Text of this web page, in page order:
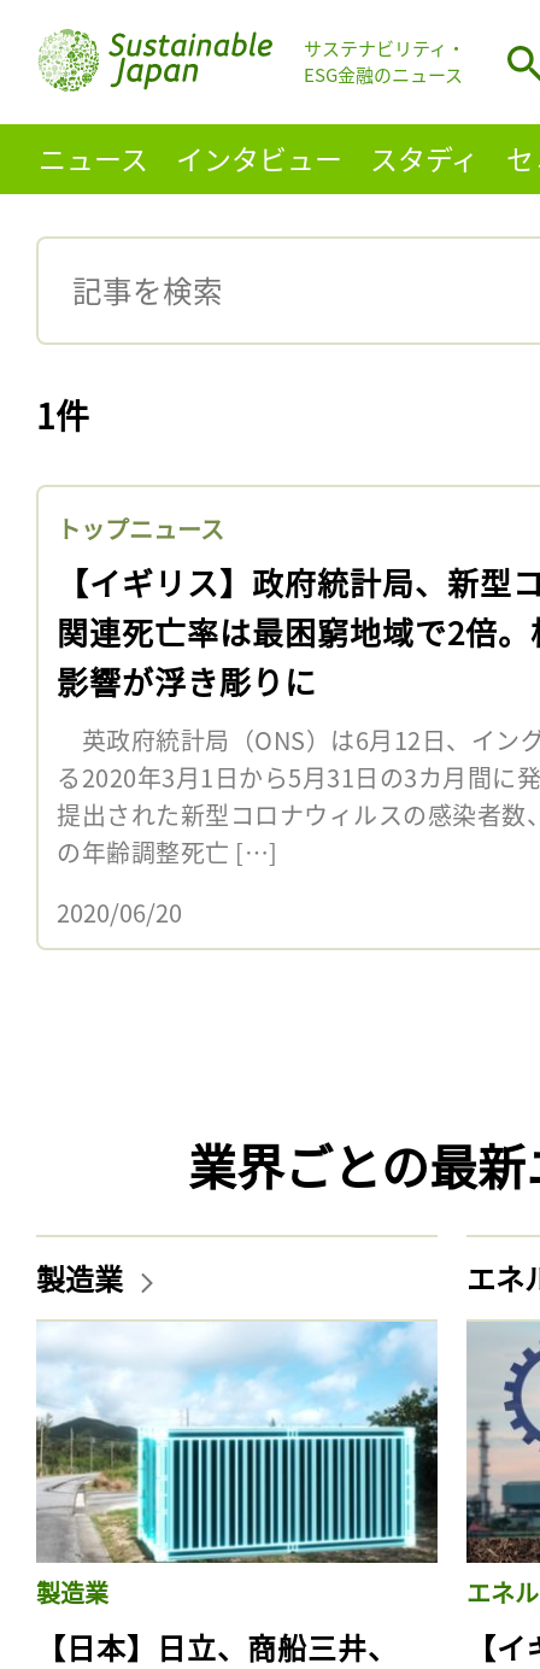
サステナビリティ・
ESG金融のニュース
ニュース インタビュー スタディ
1件
トップニュース
【イギリス】政府統計局、新型
関連死亡率は最困窮地域で2倍。
影響が浮き彫りに
英政府統計局（ONS）は6月12日、イン
る2020年3月1日から5月31日の3カ月間に
提出された新型コロナウィルスの感染者
の年齢調整死亡 […]
2020/06/20
業界ごとの最
製造業
製造業
【日本】日立、商船三井、
エネ
エネ
【